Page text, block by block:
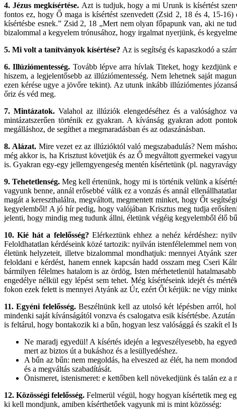
4. Jézus megkísértése. Azt is tudjuk, hogy a mi Urunk is kísértést
fontos ez, hogy Ő maga is kísértést szenvedett (Zsid 2, 18 és 4, 15-
kísértésbe esnek.” Zsid 2, 18 „Mert nem olyan főpapunk van, aki ne
bizalommal a kegyelem trónusához, hogy irgalmat nyerjünk, és
5. Mi volt a tanítványok kísértése? Az is segítség és kapaszkodó a
6.Illúziómentesség. Tovább lépve arra hívlak Titeket, hogy kezdjünk
hiszem, a legjelentősebb az illúziómentesség. Nem lehetnek saját
ezen kérése ugye a jövőre tekint). Az utunk inkább illúziómentes
őriz és véd meg.
7.Mintázatok.Valahol az illúziók elengedéséhez és a valósághoz
mintázatszerűen történik ez gyakran. A kívánság gyakran adott
megálláshoz, de segíthet a megmaradásban és az odaszánásban.
8. Alázat. Mire vezet ez az illúzióktól való megszabadulás? Nem
még akkor is, ha Krisztust követjük és az Ő megváltott gyermekei
is. Gyakran egy-egy jellemgyengeség mentén kísértetünk (pl.
9.Tehetetlenség.Meg kell értenünk, hogy mi is történik velünk a
vagyunk benne, annál erősebbé válik ez a vonzás és annál
magát a kereszthalálra, megváltott, megmentett minket, hogy Őt
kegyelemből! A jó hír pedig, hogy valójában Krisztus meg tudja
jelenti, hogy mindig meg tudunk állni, életünk végéig kegyelemből élő
10.Kié hát a felelősség? Elérkeztünk ehhez a nehéz kérdéshez:
Feloldhatatlan kérdéseink közé tartozik: nyilván istenfélelemmel nem
életünk helyzeteit, illetve bizalommal mondhatjuk: mennyei Atyánk
feloldani e kérdést, hanem ennek kapcsán hadd osszam meg Cseri
bármilyen félelmes hatalom is az ördög, Isten mérhetetlenül
engedélye nélkül egy lépést sem tehet. Még kísértéseink idejét és
fokon ezek felett is mennyei Atyánk az Úr, ezért Őt kérjük: ne vígy
11.Egyéni felelősség.Beszélnünk kell az utolsó két lépésben arról,
mindenki saját kívánságától vonzva és csalogatva esik kísértésbe.
is feltárul, hogy bontakozik ki a bűn, hogyan lesz valósággá és szakít el
Ne maradj egyedül! A kísértés idején a legveszélyesebb, ha
mert az biztos út a bukáshoz és a lesüllyedéshez.
A bűn az bűn: nem megoldás, ha elveszed az élét, ha nem
és a megváltás szabadítását.
Önismeret, istenismeret: e kettőben kell növekedjünk és talán ez a
12.Közösségi felelősség. Felmerül végül, hogy hogyan kísértetik meg
ki kell mondjunk, amiben kísérthetőek vagyunk mi is mint közösség: